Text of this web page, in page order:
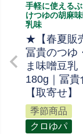
手軽に使える
けつゆの胡麻
乳味
★【春夏販
冨貴のつゆ
ま味噌豆乳
180g｜冨貴
【取寄せ】
季節商品
クロゆパ